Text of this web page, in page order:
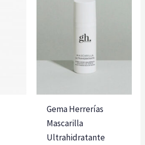
Gema Herrerías
Mascarilla
Ultrahidratante